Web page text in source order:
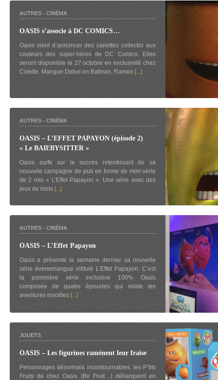
AUTRES - CINÉMA
OASIS s’associe à DC COMICS…
Oasis vient d’annoncer des canettes collector aux
couleurs des super-héros de DC Comics. Elles
seront disponible le 27 octobre en exclusivité chez
Colette. Mangue Debol en Batman, Ramon [...]
AUTRES - CINÉMA
OASIS – L’EFFET PAPAYON (épisode 2)
« Le BAIEBYSITTER »
Oasis surfe sur le succès retentissant de sa
nouvelle campagne de pub en forme de mini-série
de 2 min « L’Effet Papayon ». Une série avec des
jeux de mots [...]
AUTRES - CINÉMA
OASIS – L’Effet Papayon
Oasis a présenté la semaine dernier sa nouvelle
série évenemangue intitulé L’Effet Papayon. C’est
la pommière série exclusive 100% Oasis
composée de quatre épisodes qui relate les
aventures insolites [...]
JOUETS
OASIS – Les figurines ramènent leur fraise
Personnages désormais incontournables, les P’tits
Fruits de chez Oasis (Be Fruit…) débarquent en